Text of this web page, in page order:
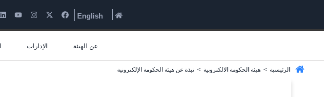
English
عن الهيئة الإدارات
الرئيسية > هيئة الحكومة الالكترونية > نبذة عن هيئة الحكومة الإلكترونية